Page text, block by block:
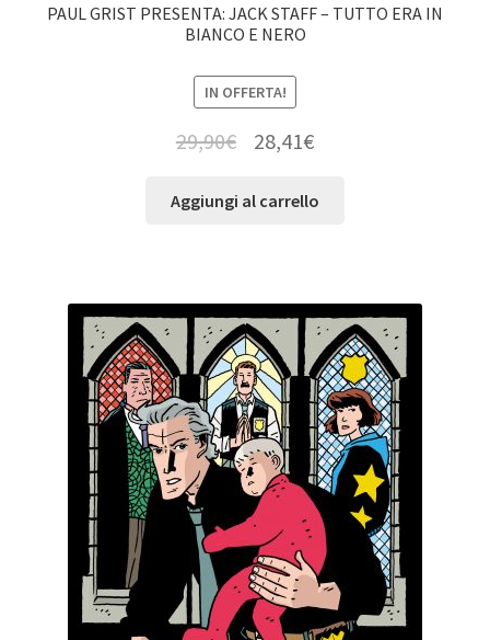
PAUL GRIST PRESENTA: JACK STAFF – TUTTO ERA IN
BIANCO E NERO
IN OFFERTA!
29,90€ 28,41€
Aggiungi al carrello